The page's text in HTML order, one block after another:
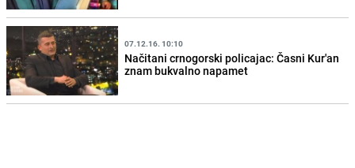
07.12.16. 10:10
Načitani crnogorski policajac: Časni Kur'an
znam bukvalno napamet